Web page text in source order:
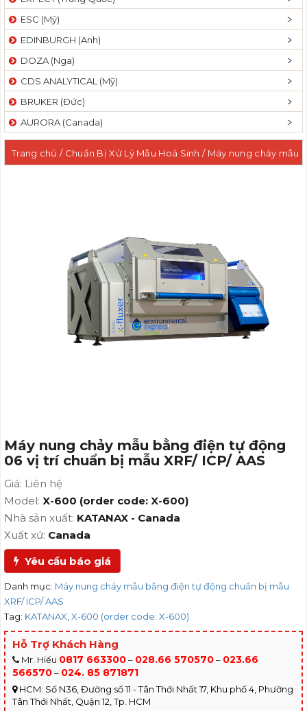
ESC (Mỹ)
EDINBURGH (Anh)
DOZA (Nga)
CDS ANALYTICAL (Mỹ)
BRUKER (Đức)
AURORA (Canada)
Trang chủ / Chuẩn Bị Xử Lý Mẫu Hoá Sinh / Máy nung chảy mẫu
Máy nung chảy mẫu bằng điện tự động
06 vị trí chuẩn bị mẫu XRF/ ICP/ AAS
Giá: Liên hệ
Model: X-600 (order code: X-600)
Nhà sản xuất: KATANAX - Canada
Xuất xứ: Canada
Yêu cầu báo giá
Danh mục: Máy nung chảy mẫu bằng điện tự động chuẩn bị mẫu
XRF/ ICP/ AAS
Tag: KATANAX,X-600 (order code: X-600)
Hỗ Trợ Khách Hàng
Mr. Hiếu 0817 663300– 028.66 570570– 023.66
566570– 024. 85 871871
HCM: Số N36, Đường số 11 - Tân Thới Nhất 17, Khu phố 4, Phường
Tân Thới Nhất, Quận 12, Tp. HCM